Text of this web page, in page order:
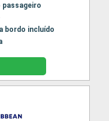
passageiro
bordo incluído